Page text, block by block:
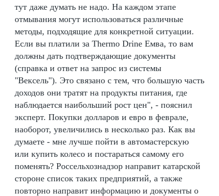
тут даже думать не надо. На каждом этапе
отмывания могут использоваться различные
методы, подходящие для конкретной ситуации.
Если вы платили за Thermo Drine Емва, то вам
должны дать подтверждающие документы
(справка и ответ на запрос из системы
"Вексель"). Это связано с тем, что большую часть
доходов они тратят на продукты питания, где
наблюдается наибольший рост цен", - пояснил
эксперт. Покупки долларов и евро в феврале,
наоборот, увеличились в несколько раз. Как вы
думаете - мне лучше пойти в автомастерскую
или купить колесо и постараться самому его
поменять? Россельхознадзор направит катарской
стороне список таких предприятий, а также
повторно направит информацию и документы о